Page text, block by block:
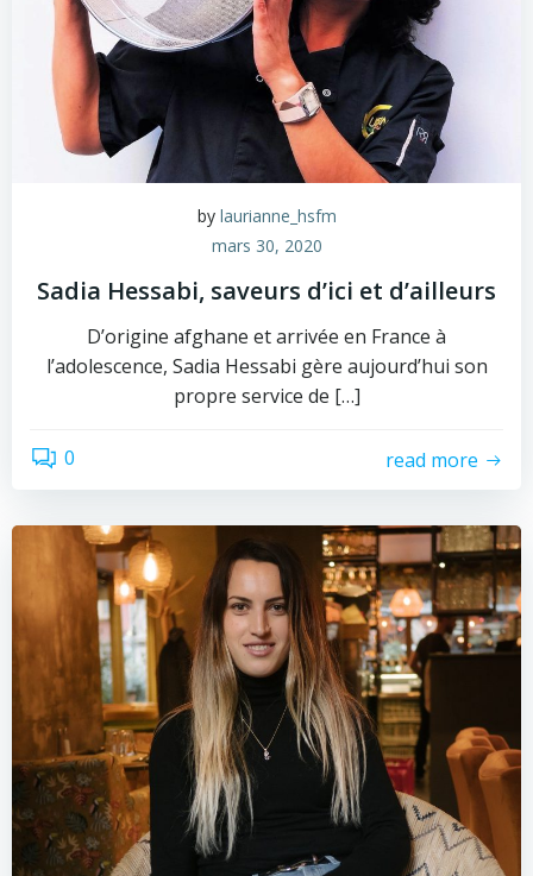
by laurianne_hsfm
mars 30, 2020
Sadia Hessabi, saveurs d’ici et d’ailleurs
D’origine afghane et arrivée en France à
l’adolescence, Sadia Hessabi gère aujourd’hui son
propre service de […]
0 read more